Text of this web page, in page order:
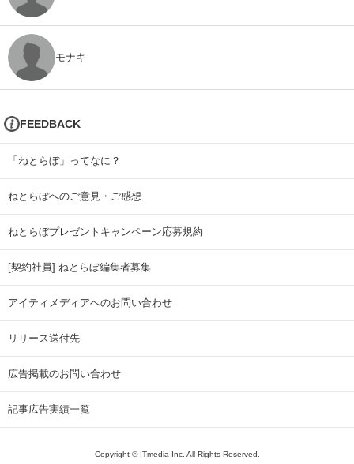
モナキ
FEEDBACK
「ねとらぼ」ってなに？
ねとらぼへのご意見・ご感想
ねとらぼプレゼントキャンペーン応募規約
[契約社員] ねとらぼ編集者募集
アイティメディアへのお問い合わせ
リリース送付先
広告掲載のお問い合わせ
記事広告実績一覧
Copyright © ITmedia Inc. All Rights Reserved.